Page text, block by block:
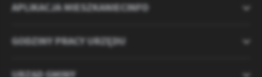
APLIKACJA MIESZKANIECINFO
GODZINY PRACY URZĘDU